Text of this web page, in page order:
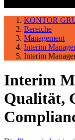
KONTOR
Bereiche
Management
Interim
Interim
Interim
Qualität,